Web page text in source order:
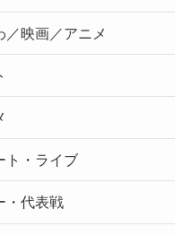
／映画／アニメ
ト・ライブ
・代表戦